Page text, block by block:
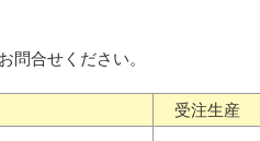
問合せください。
受注生産